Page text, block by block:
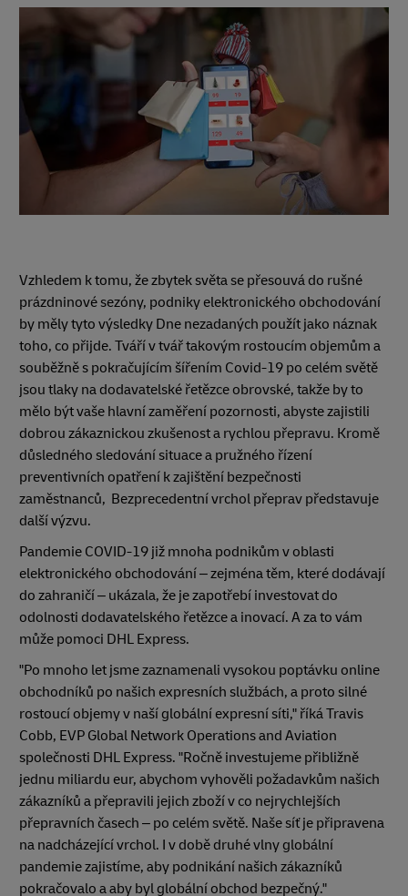
Vzhledem k tomu, že zbytek světa se přesouvá do rušné
prázdninové sezóny, podniky elektronického obchodování
by měly tyto výsledky Dne nezadaných použít jako náznak
toho, co přijde. Tváří v tvář takovým rostoucím objemům a
souběžně s pokračujícím šířením Covid-19 po celém světě
jsou tlaky na dodavatelské řetězce obrovské, takže by to
mělo být vaše hlavní zaměření pozornosti, abyste zajistili
dobrou zákaznickou zkušenost a rychlou přepravu. Kromě
důsledného sledování situace a pružného řízení
preventivních opatření k zajištění bezpečnosti
zaměstnanců, Bezprecedentní vrchol přeprav představuje
další výzvu.
Pandemie COVID-19 již mnoha podnikům v oblasti
elektronického obchodování – zejména těm, které dodávají
do zahraničí – ukázala, že je zapotřebí investovat do
odolnosti dodavatelského řetězce a inovací. A za to vám
může pomoci DHL Express.
"Po mnoho let jsme zaznamenali vysokou poptávku online
obchodníků po našich expresních službách, a proto silné
rostoucí objemy v naší globální expresní síti," říká Travis
Cobb, EVP Global Network Operations and Aviation
společnosti DHL Express. "Ročně investujeme přibližně
jednu miliardu eur, abychom vyhověli požadavkům našich
zákazníků a přepravili jejich zboží v co nejrychlejších
přepravních časech – po celém světě. Naše síť je připravena
na nadcházející vrchol. I v době druhé vlny globální
pandemie zajistíme, aby podnikání našich zákazníků
pokračovalo a aby byl globální obchod bezpečný."